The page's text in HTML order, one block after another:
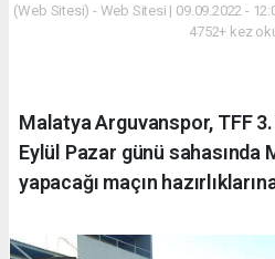
(Web Sitesi) - Web Sitesi | 09.09.2022 -
4752+ kez
Malatya Arguvanspor, TFF 3.
Eylül Pazar günü sahasında
yapacağı maçın